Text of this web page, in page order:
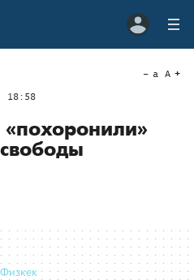
18:58
a A
Физкек